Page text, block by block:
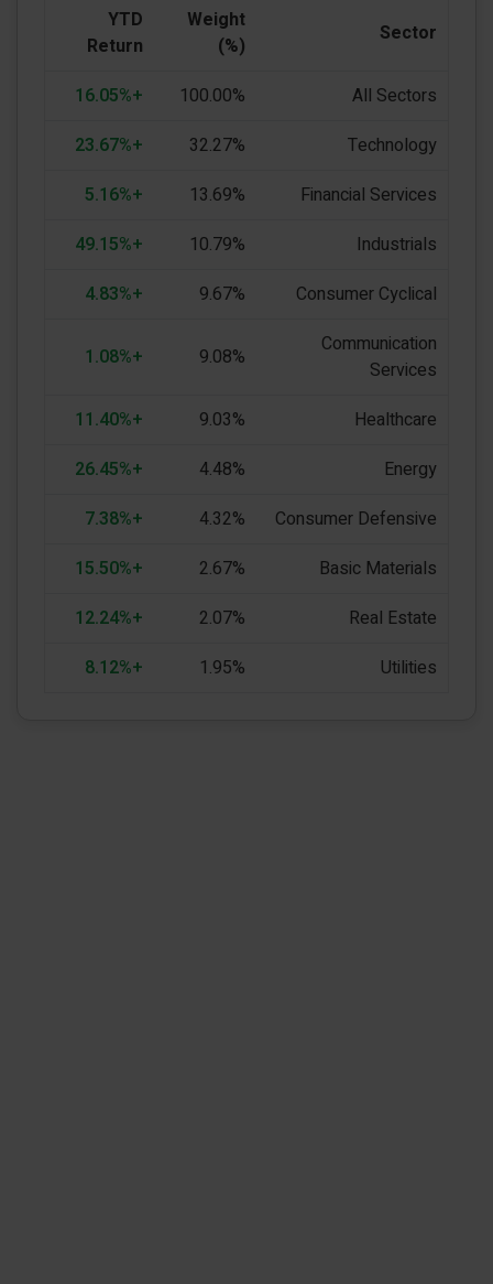
Sector
Weight
(%)
YTD
Return
All Sectors
100.00%
+16.05%
Technology
32.27%
+23.67%
Financial Services
13.69%
+5.16%
Industrials
10.79%
+49.15%
Consumer Cyclical
9.67%
+4.83%
Communication
Services
9.08%
+1.08%
Healthcare
9.03%
+11.40%
Energy
4.48%
+26.45%
Consumer Defensive
4.32%
+7.38%
Basic Materials
2.67%
+15.50%
Real Estate
2.07%
+12.24%
Utilities
1.95%
+8.12%